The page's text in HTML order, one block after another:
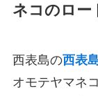
ネコのロー
西表島の西表
オモテヤマネ